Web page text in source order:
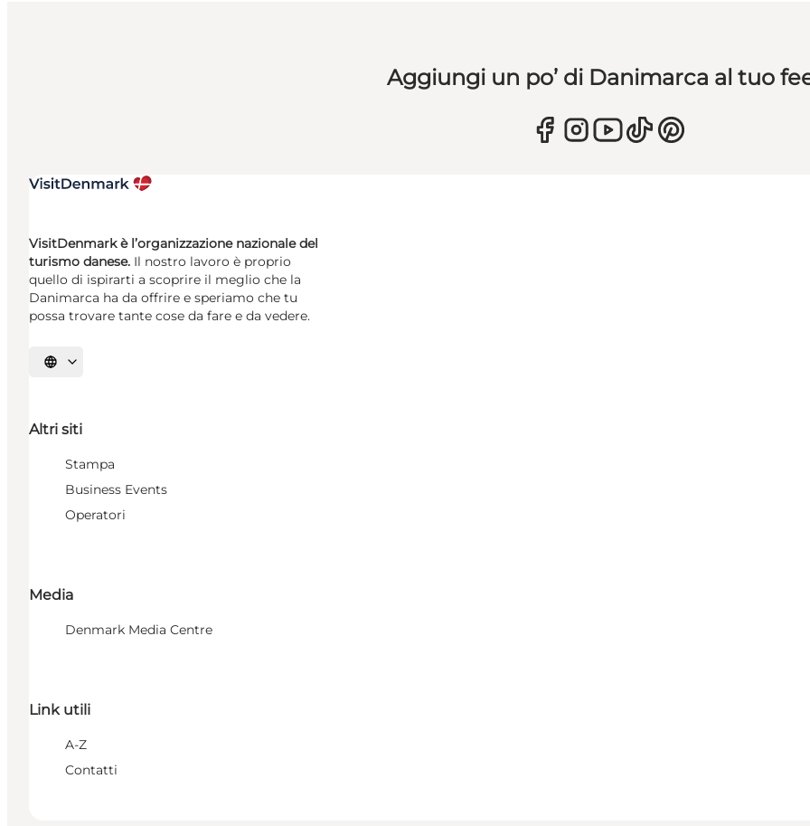
Aggiungi un po’ di Danimarca al tuo
VisitDenmark è l’organizzazione nazionale del
turismo danese. Il nostro lavoro è proprio
quello di ispirarti a scoprire il meglio che la
Danimarca ha da offrire e speriamo che tu
possa trovare tante cose da fare e da vedere.
Seleziona la lingua
Altri siti
Stampa
Business Events
Operatori
Media
Denmark Media Centre
Link utili
A-Z
Contatti